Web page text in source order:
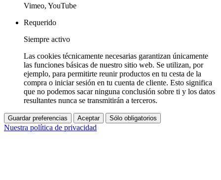
Vimeo, YouTube
Requerido
Siempre activo
Las cookies técnicamente necesarias garantizan únicamente
las funciones básicas de nuestro sitio web. Se utilizan, por
ejemplo, para permitirte reunir productos en tu cesta de la
compra o iniciar sesión en tu cuenta de cliente. Esto significa
que no podemos sacar ninguna conclusión sobre ti y los datos
resultantes nunca se transmitirán a terceros.
Guardar preferencias Aceptar Sólo obligatorios
Nuestra política de privacidad